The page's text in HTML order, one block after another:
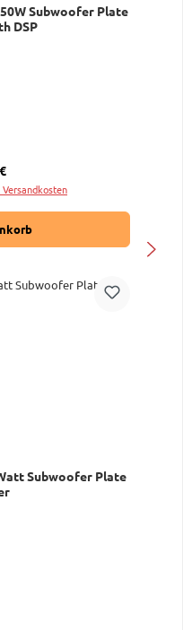
Subwoofer Plate
DSP
Preis:
Subwoofer Plate